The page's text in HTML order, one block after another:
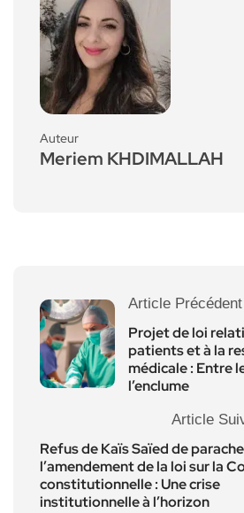
Auteur
Meriem KHDIMALLAH
Article Précédent
Projet de loi
patients et à la
médicale : Entre
l’enclume
Article
Refus de Kaïs Saïed de
l’amendement de la loi sur la
constitutionnelle : Une crise
institutionnelle à l’horizon